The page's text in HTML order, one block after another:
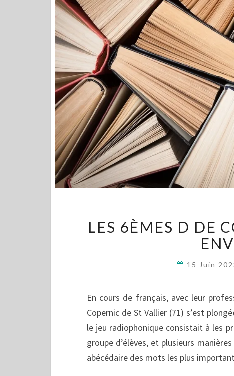
LES 6ÈMES D DE
15 Juin
En cours de français, avec leur
Copernic de St Vallier (71) s’est
le jeu radiophonique consistait à les
groupe d’élèves, et plusieurs
abécédaire des mots les plus